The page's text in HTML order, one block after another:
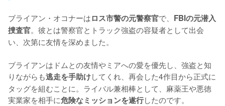
ブライアン・オコナーはロス市警の元警察官で、 FBIの元潜入
捜査官。彼とは警察官とトラック強盗の容疑者として出会
い、次第に友情を深めました。
ブライアンはドムとの友情やミアへの愛を優先し、強盗と知
りながらも逃走を手助けしてくれ、再会した4作目から正式に
タッグを組むことに。ライバル兼相棒として、麻薬王や悪徳
実業家を相手に危険なミッションを遂行したのです。